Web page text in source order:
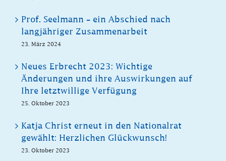
Prof. Seelmann – ein Abschied nach
langjähriger Zusammenarbeit
23. März 2024
Neues Erbrecht 2023: Wichtige
Änderungen und ihre Auswirkungen auf
Ihre letztwillige Verfügung
25. Oktober 2023
Katja Christ erneut in den Nationalrat
gewählt: Herzlichen Glückwunsch!
23. Oktober 2023